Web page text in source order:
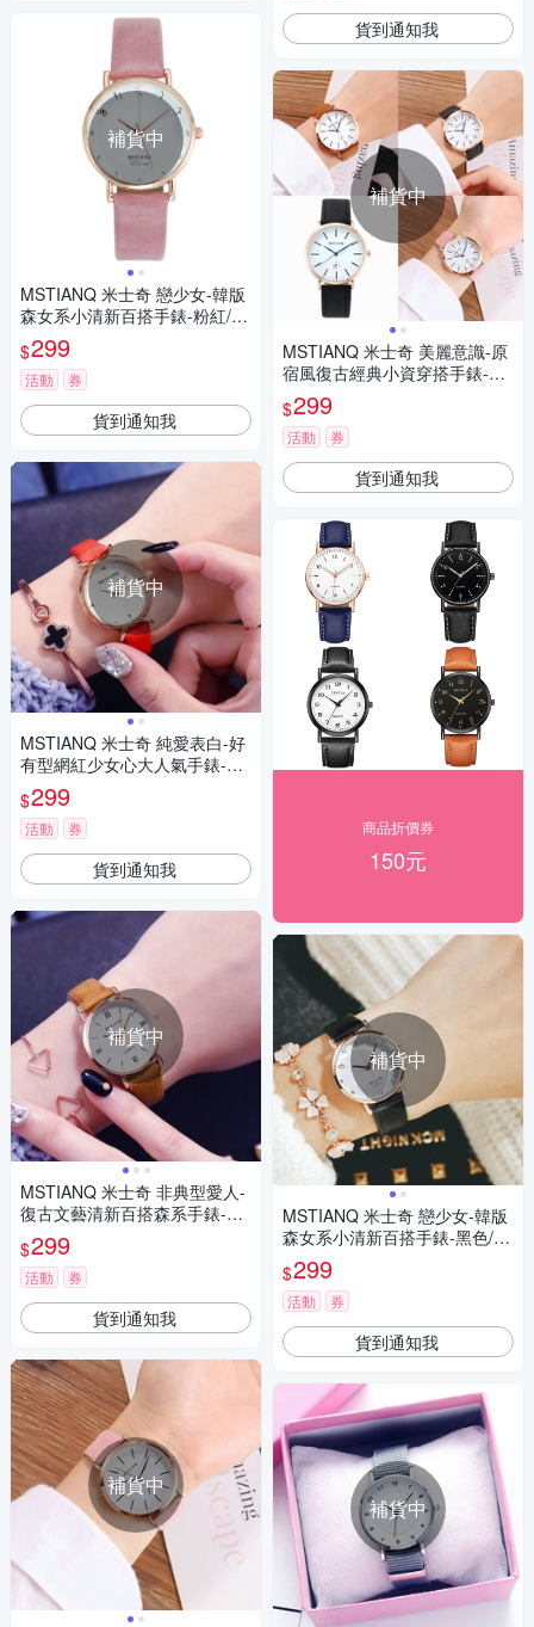
補貨中
MSTIANQ 米士奇 戀少女-韓版
森女系小清新百搭手錶-粉紅/30
mm
$299
活動 券
貨到通知我
補貨中
MSTIANQ 米士奇 純愛表白-好
有型網紅少女心大人氣手錶-紅
色/32mm
$299
活動 券
貨到通知我
補貨中
MSTIANQ 米士奇 非典型愛人-
復古文藝清新百搭森系手錶-3
色任選
$299
活動 券
貨到通知我
補貨中
貨到通知我
補貨中
MSTIANQ 米士奇 美麗意識-原
宿風復古經典小資穿搭手錶-黑
色/38mm
$299
活動 券
貨到通知我
商品折價券
150元
補貨中
MSTIANQ 米士奇 戀少女-韓版
森女系小清新百搭手錶-黑色/30
mm
$299
活動 券
貨到通知我
補貨中